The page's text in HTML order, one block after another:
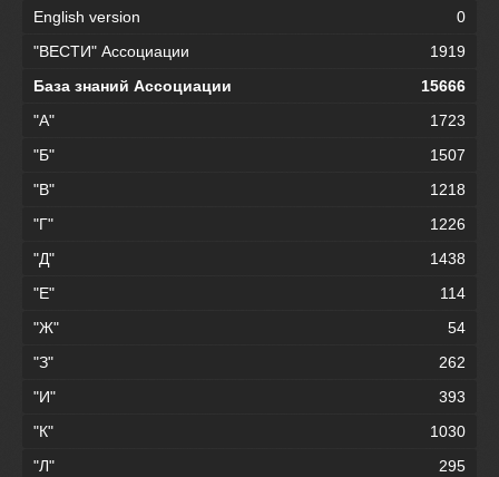
English version
0
"ВЕСТИ" Ассоциации
1919
База знаний Ассоциации
15666
"А"
1723
"Б"
1507
"В"
1218
"Г"
1226
"Д"
1438
"Е"
114
"Ж"
54
"З"
262
"И"
393
"К"
1030
"Л"
295